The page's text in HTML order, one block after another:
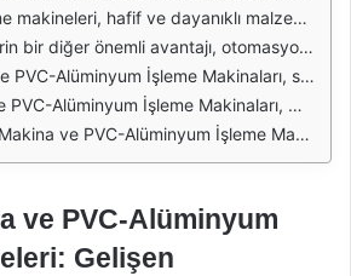
işlemleri gibi birçok işlevi yerine getirebilmektedir. Ayrıca, alüminyumun yüksek sıcaklık dayanımını ve korozyon direncini göz önünde bulundurarak, işleme sürecinde dikkatli bir yaklaşım gerektirmektedir. Bu nedenle, bu makinelerin kullanımı, uzmanlık ve deneyim gerektiren bir alandır.
süreçlerini optimize ederek hem zaman hem de maliyet tasarrufu sağlar. Gelişmiş yazılımlar sayesinde, kullanıcılar makineleri uzaktan kontrol edebilir ve süreçleri takip edebilir. Bu durum, üretim hattının genel verimliliğini artırmakta ve hata oranlarını minimize etmektedir.
çevre dostu üretim süreçlerine katkıda bulunmaktadır. Ayrıca, geri dönüşümlü malzemelerin işlenmesi, üretim döngüsünün daha sürdürülebilir hale gelmesine yardımcı olmaktadır. Bu nedenle, bu makinelerin kullanımı, çevresel etkileri azaltma konusunda önemli bir adım olarak değerlendirilmektedir.
kalite ve sürdürülebilirlik avantajları, endüstriyel üretim süreçlerinde büyük bir fark yaratmaktadır. Gelişen teknoloji ile birlikte, bu makinelerin yetenekleri ve işlevselliği de sürekli olarak artmaktadır. Bu durum, endüstrinin geleceği açısından umut verici bir tablo çizmektedir.
ile de dikkat çekmektedir. Bu makineler, operatörlerin eğitimini kolaylaştırmakta ve daha az insan hatası ile daha yüksek üretim kalitesi sağlamaktadır. Bu sayede, üretim süreçleri daha güvenilir hale gelmekte ve işletmelerin rekabet gücü artmaktadır.
ve PVC-Alüminyum
Gelişen